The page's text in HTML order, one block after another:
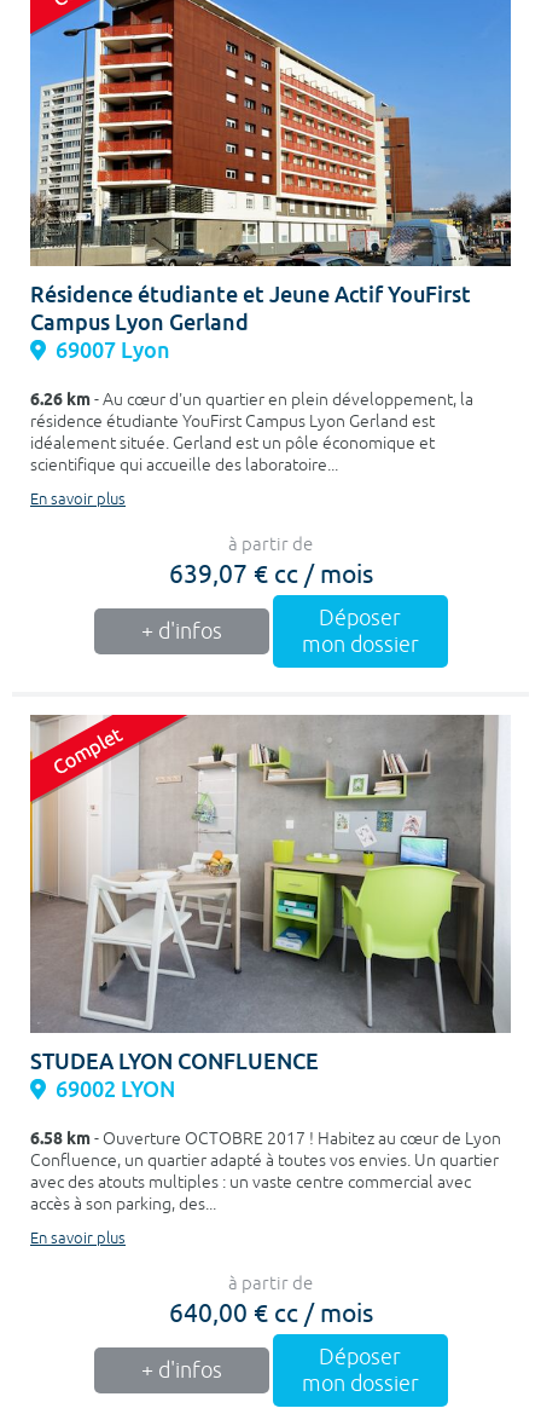
Résidence étudiante et Jeune Actif YouFirst
Campus Lyon Gerland
69007 Lyon
6.26 km- Au cœur d'un quartier en plein développement, la
résidence étudiante YouFirst Campus Lyon Gerland est
idéalement située. Gerland est un pôle économique et
scientifique qui accueille des laboratoire...
En savoir plus
à partir de
639,07 € cc / mois
+ d'infos
Déposer
mon dossier
STUDEA LYON CONFLUENCE
69002 LYON
6.58 km- Ouverture OCTOBRE 2017 ! Habitez au cœur de Lyon
Confluence, un quartier adapté à toutes vos envies. Un quartier
avec des atouts multiples : un vaste centre commercial avec
accès à son parking, des...
En savoir plus
à partir de
640,00 € cc / mois
+ d'infos
Déposer
mon dossier